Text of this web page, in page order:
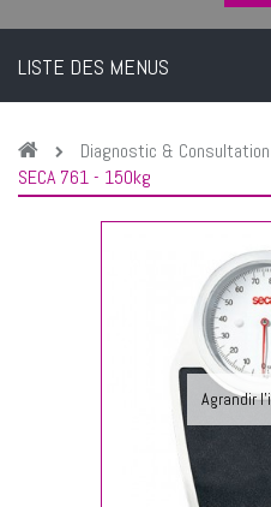
LISTE DES MENUS
Diagnostic & Consultation
SECA 761 - 150kg
Agrandir